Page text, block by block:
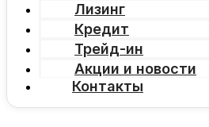
Лизинг
Кредит
Трейд-ин
Акции и новости
Контакты